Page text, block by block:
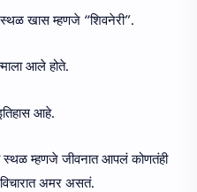
स्थळ खास म्हणजे “शिवनेरी”.
आले होते.
आहे.
स्थळ म्हणजे जीवनात आपलं कोणतंही
अमर असतं.